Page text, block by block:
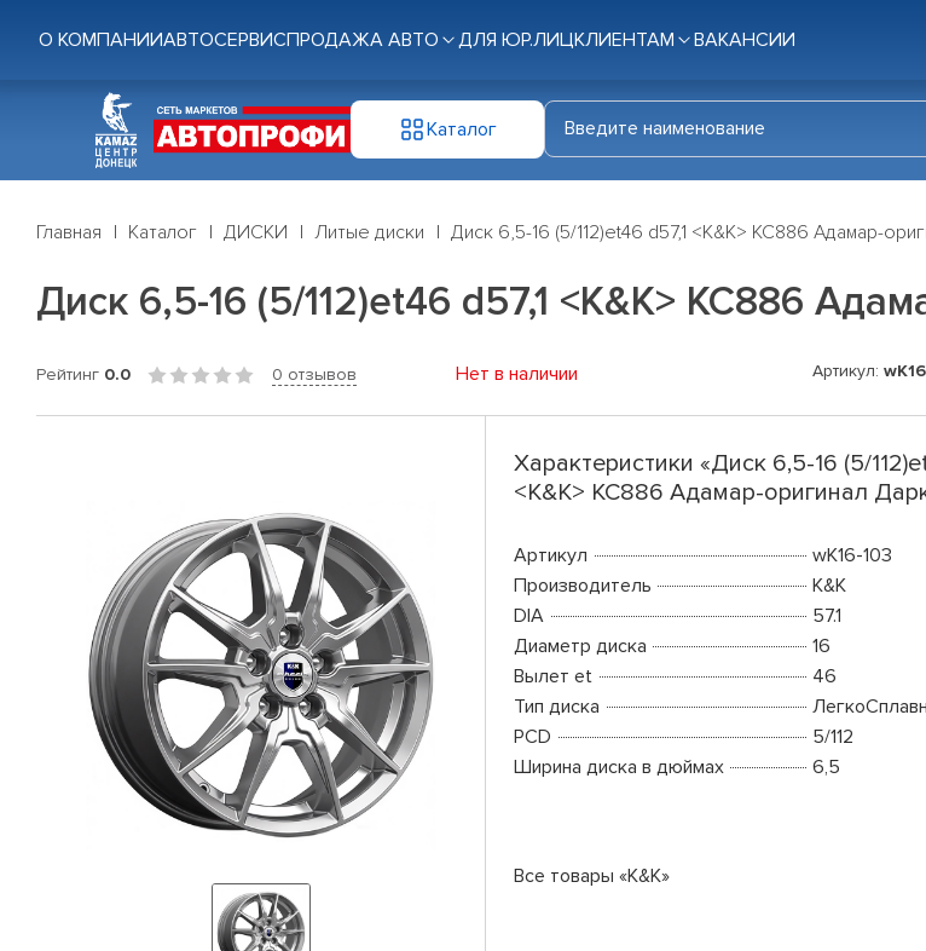
О КОМПАНИИАВТОСЕРВИСПРОДАЖА АВТО ДЛЯ ЮР.ЛИЦКЛИЕНТАМ ВАКАНСИИ
Каталог
Главная Каталог ДИСКИ Литые диски Диск 6,5-16 (5/112)et46 d57,1 <K&K> КС886 Адамар-
Диск 6,5-16 (5/112)et46 d57,1 <K&K> КС886
Рейтинг 0.0 0 отзывов Нет в наличии Артикул:
Характеристики «Диск 6,5-16 (5/
<K&K> КС886 Адамар-оригинал
Артикул
wK16-103
Производитель
K&K
DIA
57.1
Диаметр диска
16
Вылет et
46
Тип диска
PCD
5/112
Ширина диска в дюймах
6,5
Все товары «K&K»